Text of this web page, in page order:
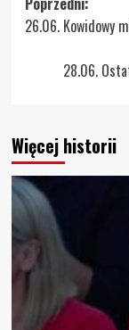
wpisy
26.06. Kowidowy
28.06.
Więcej historii